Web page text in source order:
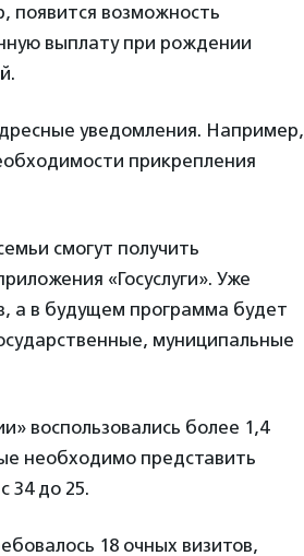
появится возможность
выплату при рождении
уведомления. Например,
прикрепления
смогут получить
«Госуслуги». Уже
а в будущем программа будет
муниципальные
воспользовались более 1,4
необходимо представить
34 до 25.
18 очных визитов,